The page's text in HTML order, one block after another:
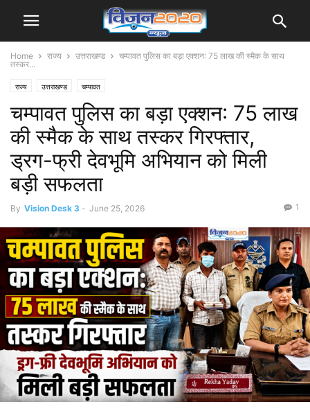
Home राज्य उत्तराखण्ड
चम्पावत पुलिस का बड़ा एक्शन: 75 लाख की स्मैक के साथ
तस्कर...
राज्य उत्तराखण्ड चम्पावत
चम्पावत पुलिस का बड़ा एक्शन: 75 लाख
की स्मैक के साथ तस्कर गिरफ्तार,
ड्रग-फ्री देवभूमि अभियान को मिली
बड़ी सफलता
By Vision Desk 3 - June 25, 2026 1